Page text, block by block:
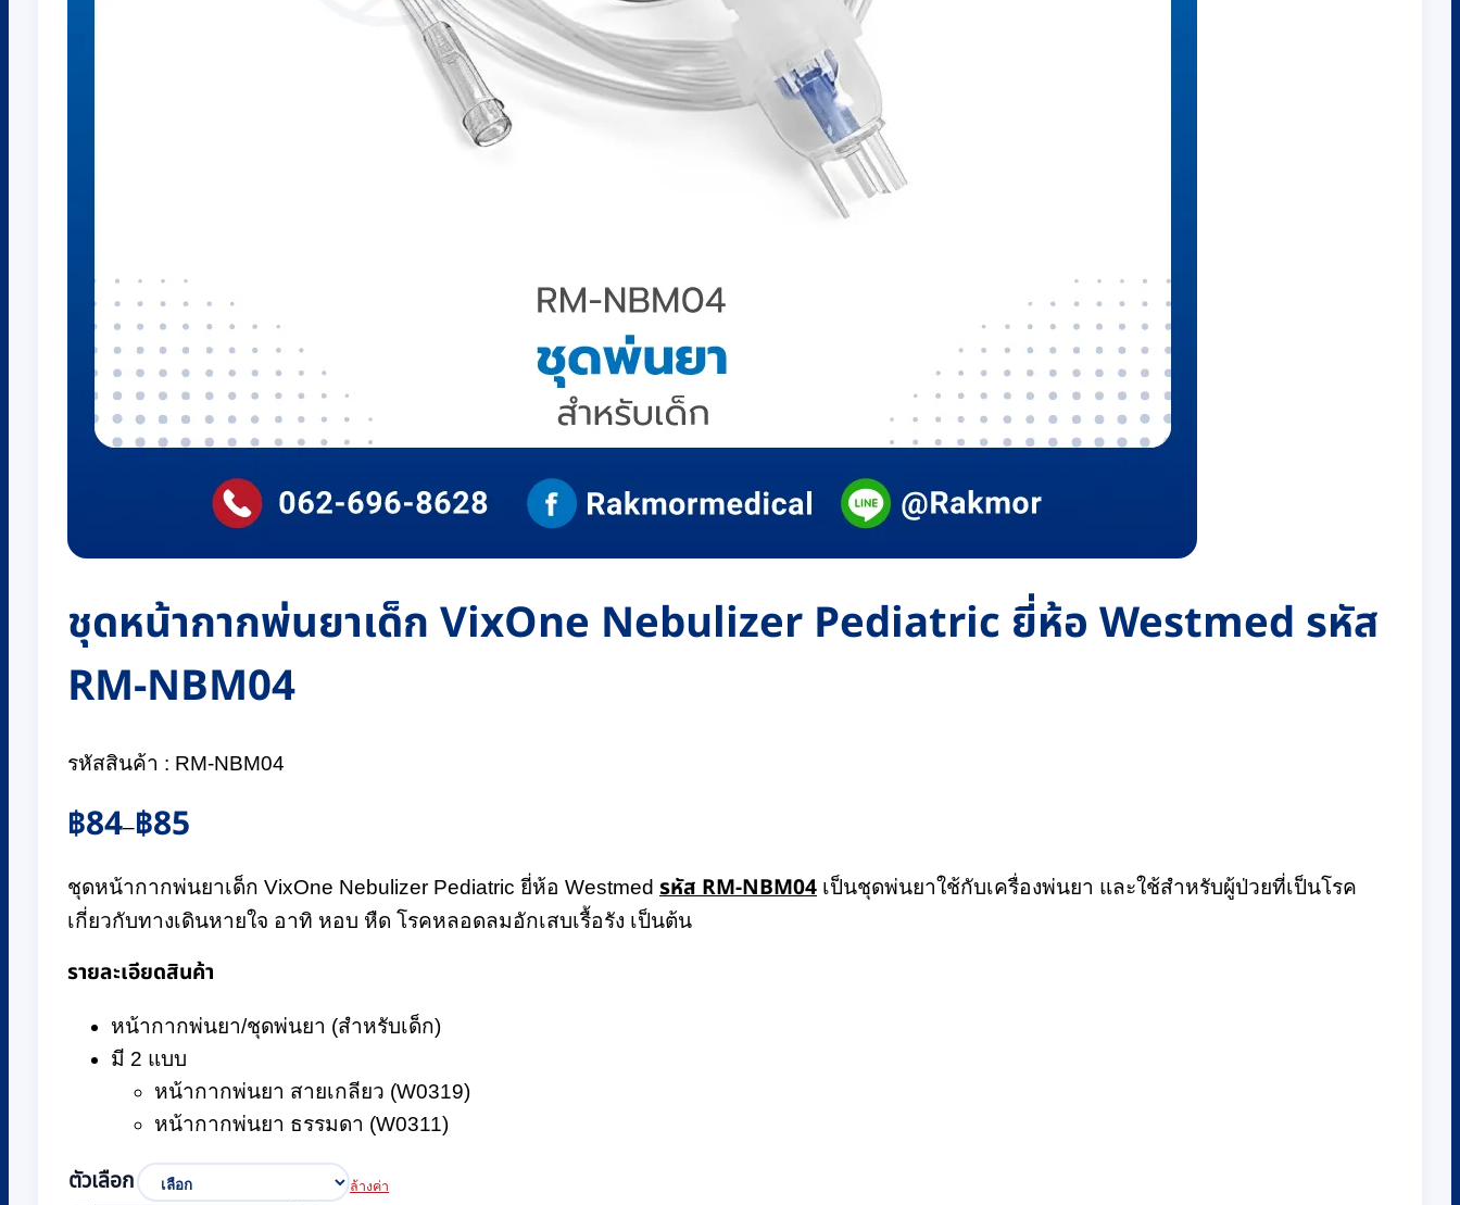
ชุดหน้ากากพ่นยาเด็ก VixOne Nebulizer Pediatric ยี่ห้อ Westmed รหัส
RM-NBM04
รหัสสินค้า : RM-NBM04
฿84–฿85
Price
range:
through
฿85
ชุดหน้ากากพ่นยาเด็ก VixOne Nebulizer Pediatric ยี่ห้อ Westmed รหัส RM-NBM04 เป็นชุดพ่นยาใช้กับเครื่องพ่นยา และใช้สำหรับผู้ป่วยที่เป็นโรค
เกี่ยวกับทางเดินหายใจ อาทิ หอบ หืด โรคหลอดลมอักเสบเรื้อรัง เป็นต้น
รายละเอียดสินค้า
หน้ากากพ่นยา/ชุดพ่นยา (สำหรับเด็ก)
มี 2 แบบ
หน้ากากพ่นยา สายเกลียว (W0319)
หน้ากากพ่นยา ธรรมดา (W0311)
ตัวเลือก ล้างค่า